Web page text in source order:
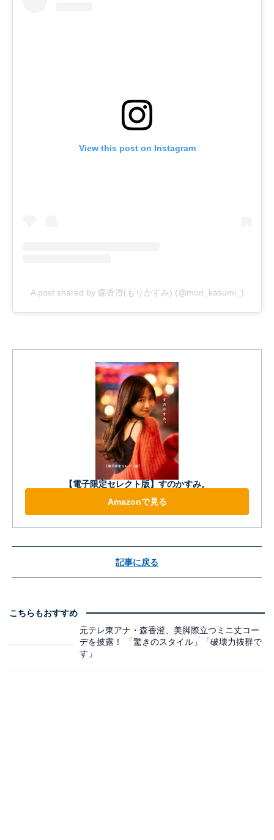
View this post on Instagram
A post shared by 森香澄(もりかすみ) (@mori_kasumi_)
【電子限定セレクト版】すのかすみ。
Amazonで見る
記事に戻る
こちらもおすすめ
元テレ東アナ・森香澄、美脚際立つミニ丈コー
デを披露！ 「驚きのスタイル」「破壊力抜群で
す」